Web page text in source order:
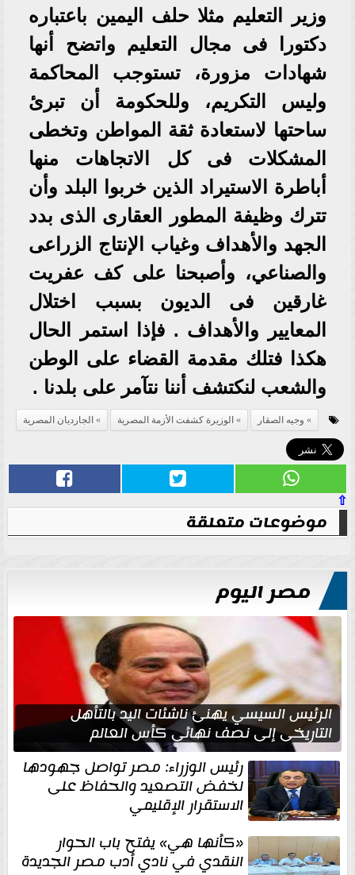
وزير التعليم مثلا حلف اليمين باعتباره
دكتورا فى مجال التعليم واتضح أنها
شهادات مزورة، تستوجب المحاكمة
وليس التكريم، وللحكومة أن تبرئ
ساحتها لاستعادة ثقة المواطن وتخطى
المشكلات فى كل الاتجاهات منها
أباطرة الاستيراد الذين خربوا البلد وأن
تترك وظيفة المطور العقارى الذى بدد
الجهد والأهداف وغياب الإنتاج الزراعى
والصناعي، وأصبحنا على كف عفريت
غارقين فى الديون بسبب اختلال
المعايير والأهداف . فإذا استمر الحال
هكذا فتلك مقدمة القضاء على الوطن
والشعب لنكتشف أننا نتآمر على بلدنا .
وجيه الصقار الوزيرة كشفت الأزمة المصرية الجارديان المصرية
⇧
موضوعات متعلقة
مصر اليوم
الرئيس السيسي يهنئ ناشئات اليد بالتأهل
التاريخي إلى نصف نهائي كأس العالم
رئيس الوزراء: مصر تواصل جهودها
لخفض التصعيد والحفاظ على
الاستقرار الإقليمي
«كأنها هي» يفتح باب الحوار
النقدي في نادي أدب مصر الجديدة